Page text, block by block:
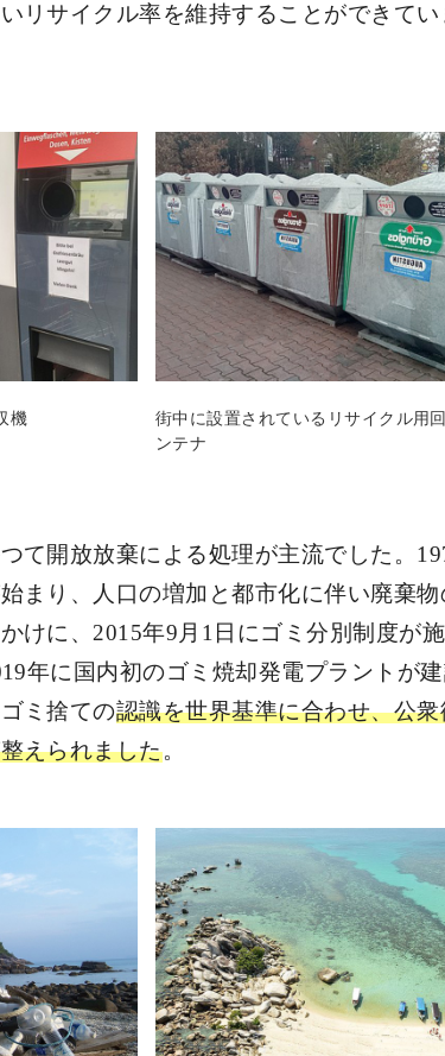
リサイクル率を維持することができてい
機
街中に設置されているリサイクル用
ンテナ
て開放放棄による処理が主流でした。
まり、人口の増加と都市化に伴い廃棄物
けに、2015年9月1日にゴミ分別制度が
年に国内初のゴミ焼却発電プラントが建
ミ捨ての認識を世界基準に合わせ、公衆
えられました。